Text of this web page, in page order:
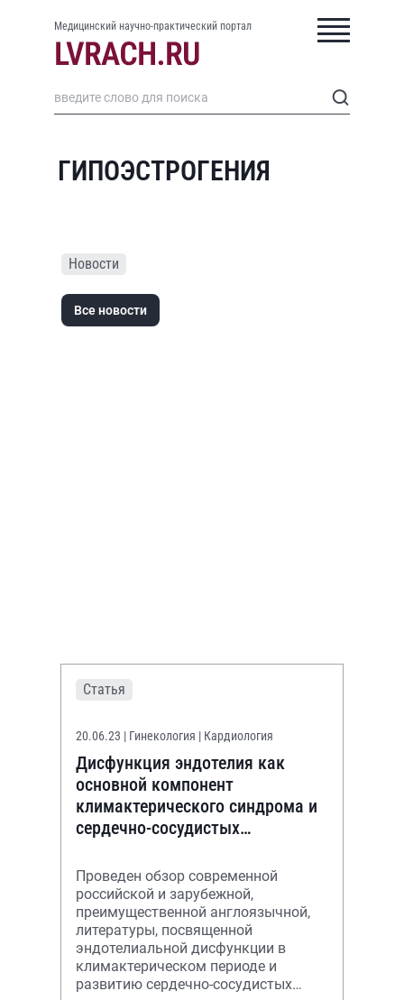
Медицинский научно-практический портал
ГИПОЭСТРОГЕНИЯ
Новости
Все новости
Статья
20.06.23 | Гинекология | Кардиология
Дисфункция эндотелия как
основной компонент
климактерического синдрома и
сердечно-сосудистых
Проведен обзор современной
российской и зарубежной,
преимущественной англоязычной,
литературы, посвященной
эндотелиальной дисфункции в
климактерическом периоде и
развитию сердечно-сосудистых